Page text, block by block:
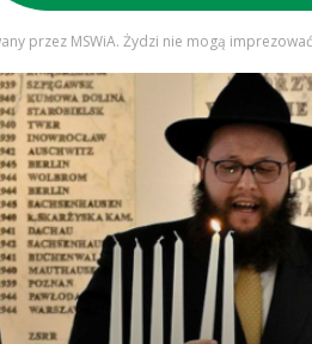
przez MSWiA. Żydzi nie mogą